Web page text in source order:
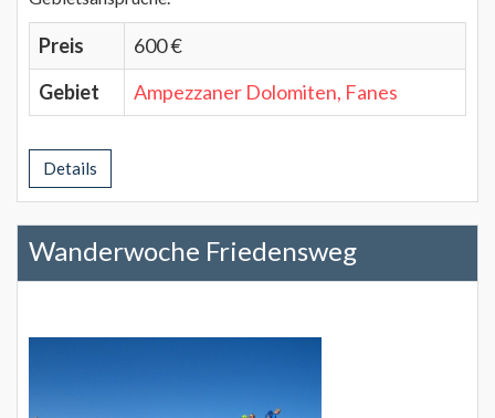
Preis
600 €
Gebiet
Ampezzaner Dolomiten, Fanes
Details
Wanderwoche Friedensweg